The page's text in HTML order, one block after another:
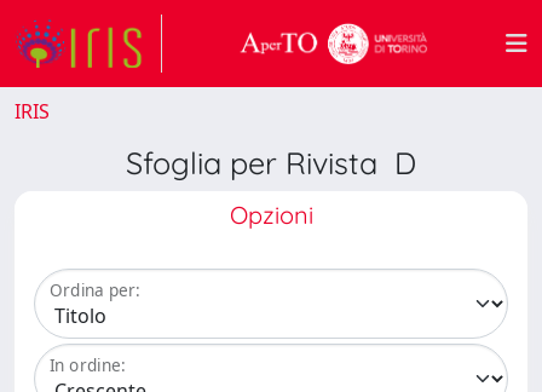
IRIS
Sfoglia per Rivista D
Opzioni
Ordina per:
In ordine: